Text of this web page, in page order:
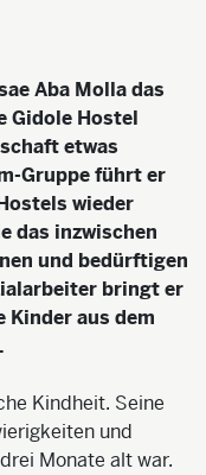
Aba Molla das
Gidole Hostel
etwas
Gruppe führt er
wieder
das inzwischen
und bedürftigen
bringt er
aus dem
Kindheit. Seine
und
Monate alt war.